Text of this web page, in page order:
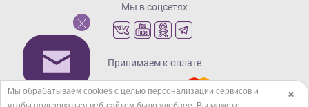
Мы в соцсетях
Принимаем к оплате
✖
Мы обрабатываем cookies с целью персонализации сервисов и